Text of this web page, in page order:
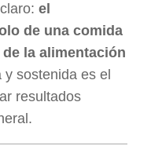
el
de una comida
la alimentación
sostenida es el
resultados